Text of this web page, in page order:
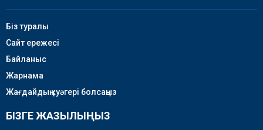
Біз туралы
Сайт ережесі
Байланыс
Жарнама
Жағдайдың куәгері болсаңыз
БІЗГЕ ЖАЗЫЛЫҢЫЗ